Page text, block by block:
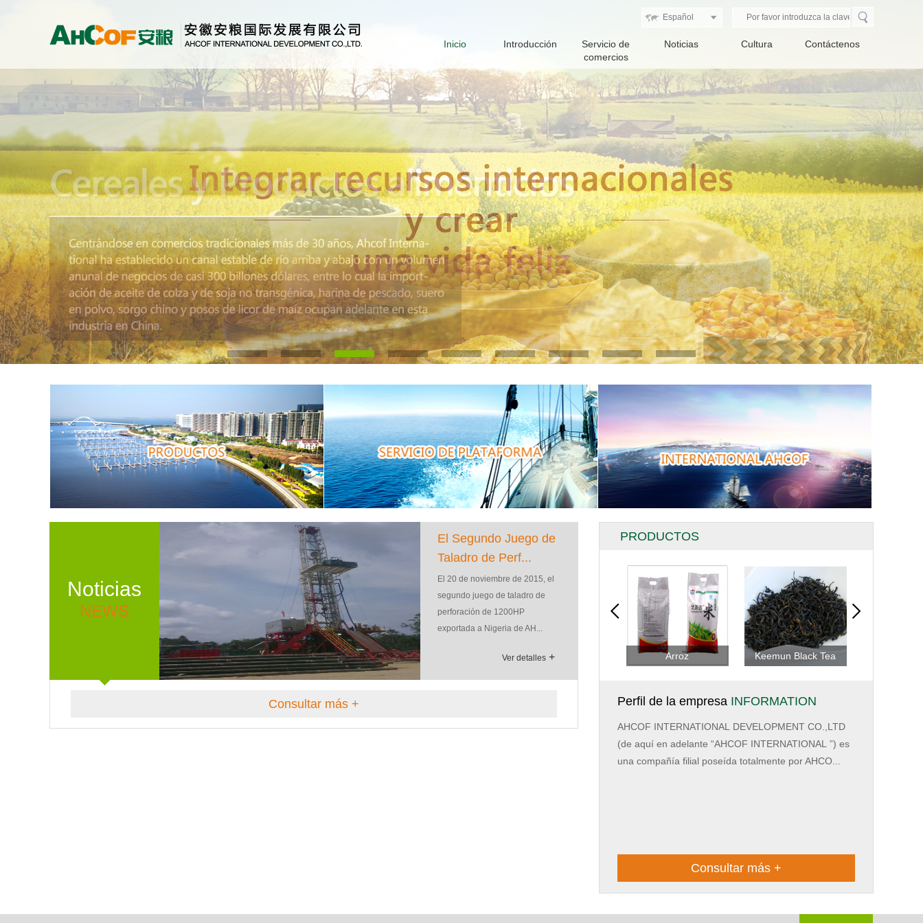
Inicio Introducción
Servicio de
comercios
Noticias Cultura Contáctenos
Noticias
NEWS
El Segundo Juego de
Taladro de Perf...
El 20 de noviembre de 2015, el
segundo juego de taladro de
perforación de 1200HP
exportada a Nigeria de AH...
Ver detalles +
Consultar más +
PRODUCTOS
Yunnan Black Tea Arroz Keemun Black Tea
Perfil de la empresa INFORMATION
AHCOF INTERNATIONAL DEVELOPMENT CO.,LTD
(de aquí en adelante “AHCOF INTERNATIONAL ”) es
una compañía filial poseída totalmente por AHCO...
Consultar más +